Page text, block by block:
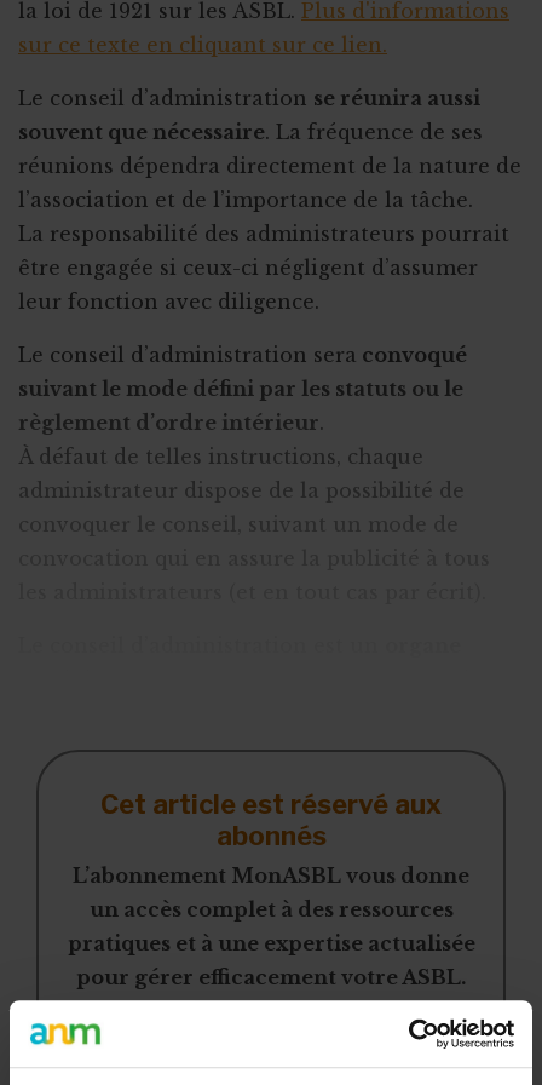
la loi de 1921 sur les ASBL. Plus d'informations
sur ce texte en cliquant sur ce lien.
Le conseil d’administration se réunira aussi
souvent que nécessaire. La fréquence de ses
réunions dépendra directement de la nature de
l’association et de l’importance de la tâche.
La responsabilité des administrateurs pourrait
être engagée si ceux-ci négligent d’assumer
leur fonction avec diligence.
Le conseil d’administration sera convoqué
suivant le mode défini par les statuts ou le
règlement d’ordre intérieur.
À défaut de telles instructions, chaque
administrateur dispose de la possibilité de
Cet article est réservé aux
abonnés
L’abonnement MonASBL vous donne
un accès complet à des ressources
pratiques et à une expertise actualisée
pour gérer efficacement votre ASBL.
Avec votre abonnement, vous
bénéficiez de :